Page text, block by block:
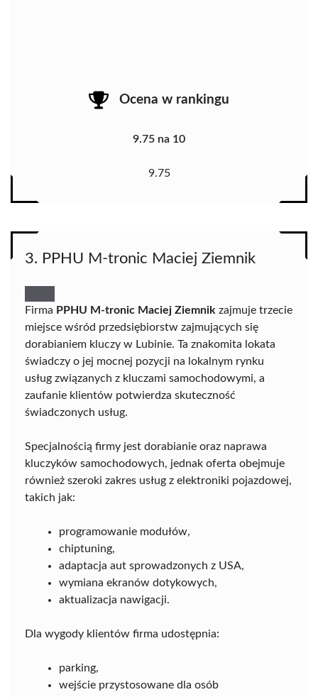
Ocena w rankingu
9.75 na 10
9.75
3. PPHU M-tronic Maciej Ziemnik
Firma PPHU M-tronic Maciej Ziemnik zajmuje trzecie
miejsce wśród przedsiębiorstw zajmujących się
dorabianiem kluczy w Lubinie. Ta znakomita lokata
świadczy o jej mocnej pozycji na lokalnym rynku
usług związanych z kluczami samochodowymi, a
zaufanie klientów potwierdza skuteczność
świadczonych usług.
Specjalnością firmy jest dorabianie oraz naprawa
kluczyków samochodowych, jednak oferta obejmuje
również szeroki zakres usług z elektroniki pojazdowej,
takich jak:
programowanie modułów,
chiptuning,
adaptacja aut sprowadzonych z USA,
wymiana ekranów dotykowych,
aktualizacja nawigacji.
Dla wygody klientów firma udostępnia:
parking,
wejście przystosowane dla osób